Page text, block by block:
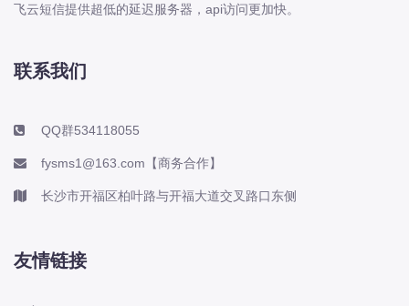
飞云短信提供超低的延迟服务器，api访问更加快。
联系我们
QQ群534118055
fysms1@163.com【商务合作】
长沙市开福区柏叶路与开福大道交叉路口东侧
友情链接